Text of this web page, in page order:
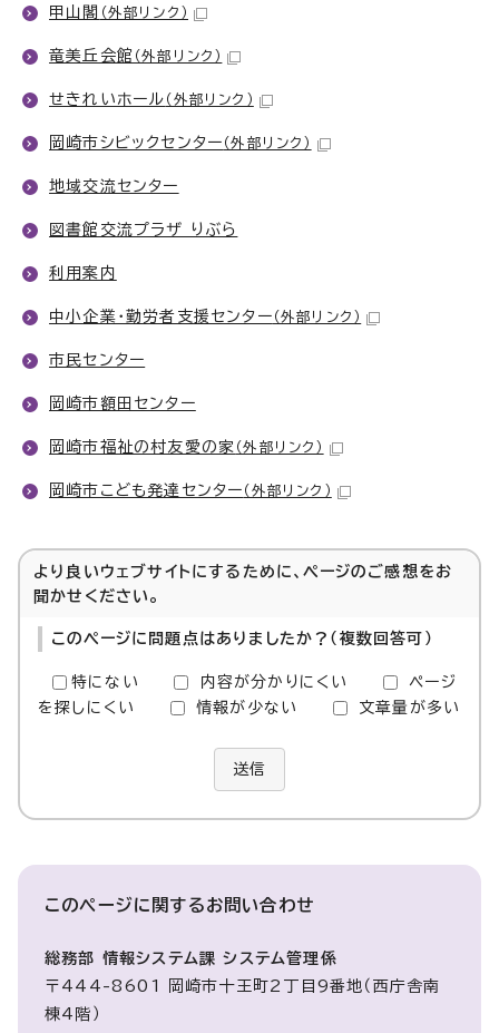
甲山閣 （外部リンク）
竜美丘会館 （外部リンク）
せきれいホール （外部リンク）
岡崎市シビックセンター （外部リンク）
地域交流センター
図書館交流プラザ りぶら
利用案内
中小企業・勤労者支援センター （外部リンク）
市民センター
岡崎市額田センター
岡崎市福祉の村友愛の家 （外部リンク）
岡崎市こども発達センター （外部リンク）
より良いウェブサイトにするために、ページのご感想をお
聞かせください。
このページに問題点はありましたか？（複数回答可）
特にない 内容が分かりにくい
ページ
を探しにくい
情報が少ない 文章量が多い
送信
このページに関するお問い合わせ
総務部 情報システム課 システム管理係
〒444-8601 岡崎市十王町2丁目9番地（西庁舎南
棟4階）